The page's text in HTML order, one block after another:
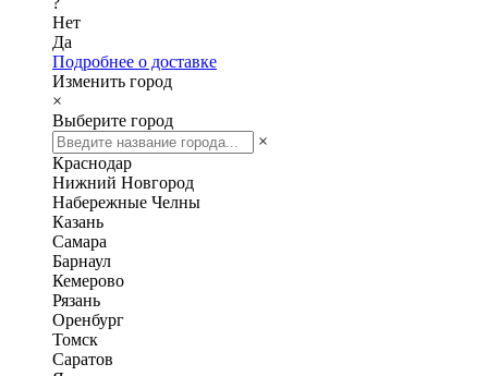
Нет
Да
Подробнее о доставке
Изменить город
×
Выберите город
×
Краснодар
Нижний Новгород
Набережные Челны
Казань
Самара
Барнаул
Кемерово
Рязань
Оренбург
Томск
Саратов